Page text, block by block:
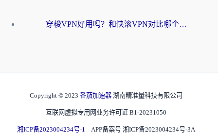
穿梭VPN好用吗？和快滚VPN对比哪个回国效果更好？海外党选回国加速器必看指南
Copyright © 2023 番茄加速器 湖南精准量科技有限公司
互联网虚拟专用网业务许可证 B1-20231050
湘ICP备2023004234号-1 APP备案号 湘ICP备2023004234号-3A